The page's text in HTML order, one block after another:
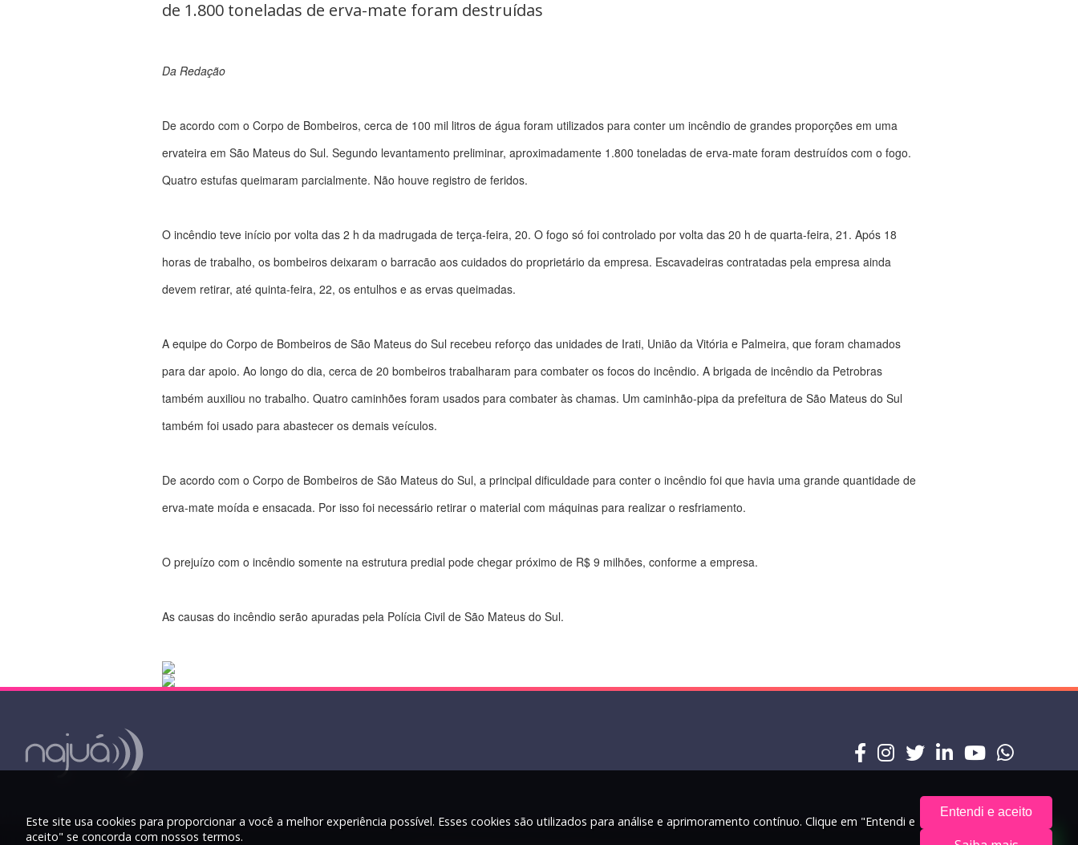
de 1.800 toneladas de erva-mate foram destruídas
Da Redação
De acordo com o Corpo de Bombeiros, cerca de 100 mil litros de água foram utilizados para conter um incêndio de grandes proporções em uma
ervateira em São Mateus do Sul. Segundo levantamento preliminar, aproximadamente 1.800 toneladas de erva-mate foram destruídos com o fogo.
Quatro estufas queimaram parcialmente. Não houve registro de feridos.
O incêndio teve início por volta das 2 h da madrugada de terça-feira, 20. O fogo só foi controlado por volta das 20 h de quarta-feira, 21. Após 18
horas de trabalho, os bombeiros deixaram o barracão aos cuidados do proprietário da empresa. Escavadeiras contratadas pela empresa ainda
devem retirar, até quinta-feira, 22, os entulhos e as ervas queimadas.
A equipe do Corpo de Bombeiros de São Mateus do Sul recebeu reforço das unidades de Irati, União da Vitória e Palmeira, que foram chamados
para dar apoio. Ao longo do dia, cerca de 20 bombeiros trabalharam para combater os focos do incêndio. A brigada de incêndio da Petrobras
também auxiliou no trabalho. Quatro caminhões foram usados para combater às chamas. Um caminhão-pipa da prefeitura de São Mateus do Sul
também foi usado para abastecer os demais veículos.
De acordo com o Corpo de Bombeiros de São Mateus do Sul, a principal dificuldade para conter o incêndio foi que havia uma grande quantidade de
erva-mate moída e ensacada. Por isso foi necessário retirar o material com máquinas para realizar o resfriamento.
O prejuízo com o incêndio somente na estrutura predial pode chegar próximo de R$ 9 milhões, conforme a empresa.
As causas do incêndio serão apuradas pela Polícia Civil de São Mateus do Sul.
Este site usa cookies para proporcionar a você a melhor experiência possível. Esses cookies são utilizados para análise e aprimoramento contínuo. Clique em "Entendi e
aceito" se concorda com nossos termos.
Entendi e aceito